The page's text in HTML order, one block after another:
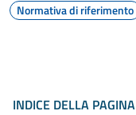
Normativa di riferimento
INDICE DELLA PAGINA